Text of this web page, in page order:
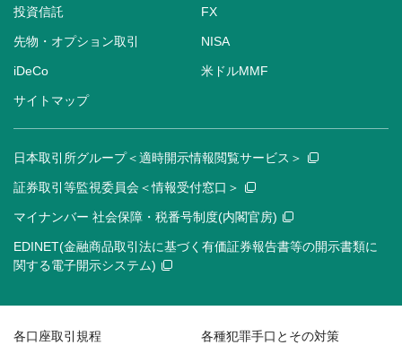
投資信託 FX
先物・オプション取引 NISA
iDeCo 米ドルMMF
サイトマップ
日本取引所グループ＜適時開示情報閲覧サービス＞
証券取引等監視委員会＜情報受付窓口＞
マイナンバー 社会保障・税番号制度(内閣官房)
EDINET(金融商品取引法に基づく有価証券報告書等の開示書類に
関する電子開示システム)
各口座取引規程 各種犯罪手口とその対策